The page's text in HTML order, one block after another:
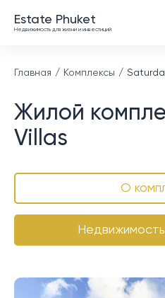
Estate Phuket
Недвижимость для жизни и инвестиций
Главная Комплексы
Жилой
Villas
О